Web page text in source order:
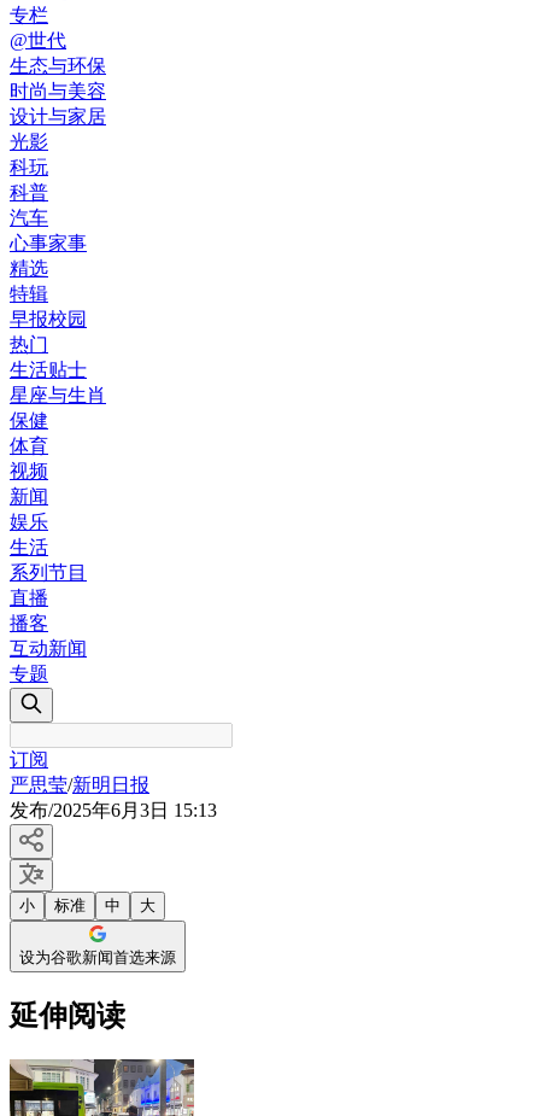
专栏
@世代
生态与环保
时尚与美容
设计与家居
光影
科玩
科普
汽车
心事家事
精选
特辑
早报校园
热门
生活贴士
星座与生肖
保健
体育
视频
新闻
娱乐
生活
系列节目
直播
播客
互动新闻
专题
订阅
严思莹/新明日报
发布/2025年6月3日 15:13
小 标准 中 大
设为谷歌新闻首选来源
延伸阅读